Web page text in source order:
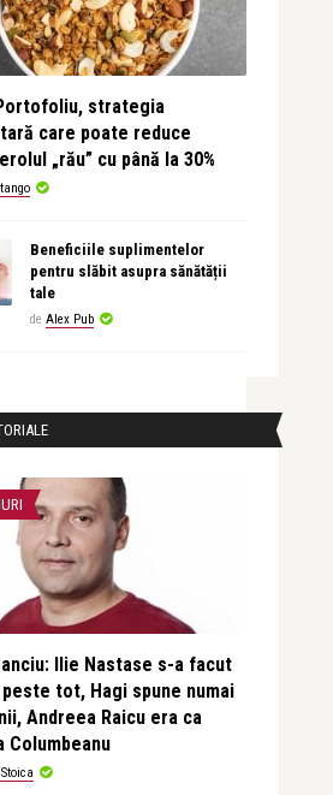
strategia
care poate reduce
„rău” cu până la 30%
Beneficiile suplimentelor
pentru slăbit asupra sănătății
tale
de Alex Pub
Ilie Nastase s-a facut
tot, Hagi spune numai
Andreea Raicu era ca
Columbeanu